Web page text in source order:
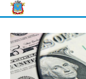
Skip
to